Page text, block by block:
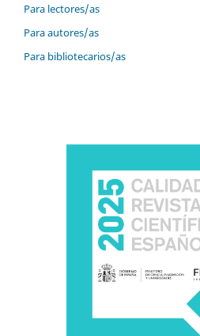
Para lectores/as
Para autores/as
Para bibliotecarios/as